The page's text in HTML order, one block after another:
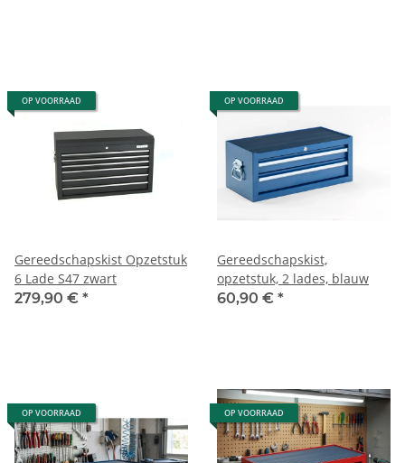
OP VOORRAAD
Gereedschapskist Opzetstuk
6 Lade S47 zwart
279,90 € *
OP VOORRAAD
Gereedschapskist,
opzetstuk, 2 lades, blauw
60,90 € *
OP VOORRAAD OP VOORRAAD